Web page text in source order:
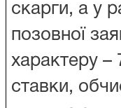
скарги, а у
позовної
характеру –
ставки,